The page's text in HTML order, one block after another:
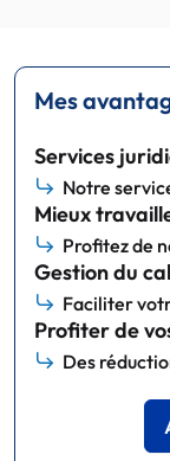
Mes
Services
Notre
Mieux
Profitez de
Gestion du
Faciliter
Profiter de
Des